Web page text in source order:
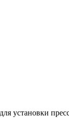
установки